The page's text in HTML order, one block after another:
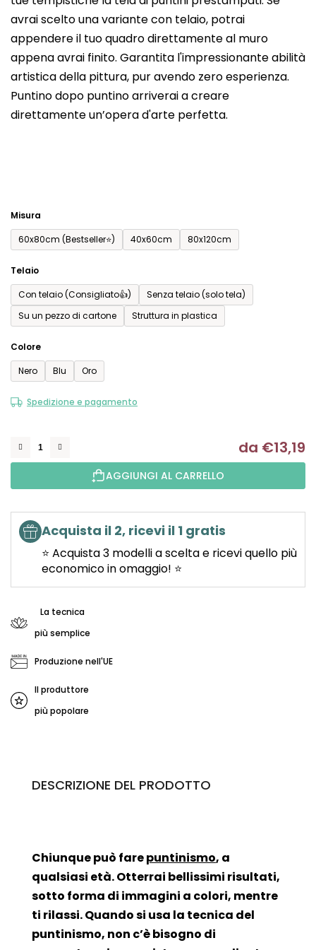
avrai scelto una variante con telaio, potrai
appendere il tuo quadro direttamente al muro
appena avrai finito. Garantita l'impressionante abilità
artistica della pittura, pur avendo zero esperienza.
Puntino dopo puntino arriverai a creare
direttamente un’opera d'arte perfetta.
Misura
60x80cm (Bestseller⭐)
40x60cm 80x120cm
Telaio
Con telaio (Consigliato👍)
Senza telaio (solo tela)
Su un pezzo di cartone
Struttura in plastica
Colore
Nero
Blu Oro
Spedizione e pagamento
da €13,19
AGGIUNGI AL CARRELLO
Acquista il 2, ricevi il 1 gratis
⭐ Acquista 3 modelli a scelta e ricevi quello più
economico in omaggio! ⭐
La tecnica
più semplice
Produzione nell'UE
Il produttore
più popolare
è
0,0
su
5
stelle.
DESCRIZIONE DEL PRODOTTO
Chiunque può farepuntinismo, a
qualsiasi età. Otterrai bellissimi risultati,
sotto forma di immagini a colori, mentre
ti rilassi. Quando si usa la tecnica del
puntinismo, non c’è bisogno di